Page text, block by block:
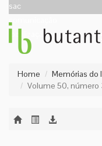
sac
comunicação
localização
Home
Memórias do
Volume 50, número